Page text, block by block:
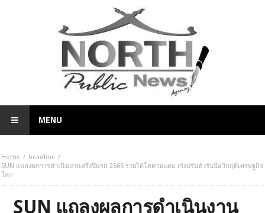
MENU
Home
headline
SUN แถลงผลการดำเนินงานครึ่งปีแรก 2565 รายได้โตตามแผน เร่งปรับตัวรับมือวิกฤติเศรษฐกิจ
โลก
SUN แถลงผลการดำเนินงาน